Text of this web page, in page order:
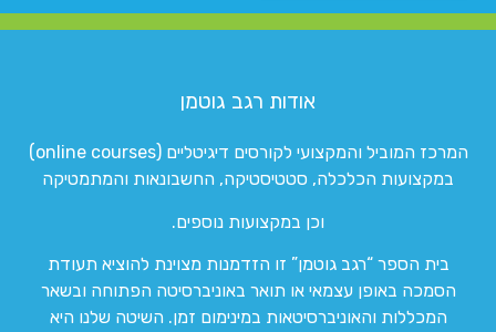
אודות רגב גוטמן
המרכז המוביל והמקצועי לקורסים דיגיטליים (online courses)
במקצועות הכלכלה, סטטיסטיקה, החשבונאות והמתמטיקה
וכן במקצועות נוספים.
בית הספר “רגב גוטמן” זו הזדמנות מצוינת להוציא תעודת
הסמכה באופן עצמאי או תואר באוניברסיטה הפתוחה ובשאר
המכללות והאוניברסיטאות במינימום זמן. השיטה שלנו היא